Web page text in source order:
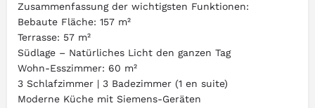
Zusammenfassung der wichtigsten Funktionen:
Bebaute Fläche: 157 m²
Terrasse: 57 m²
Südlage – Natürliches Licht den ganzen Tag
Wohn-Esszimmer: 60 m²
3 Schlafzimmer | 3 Badezimmer (1 en suite)
Moderne Küche mit Siemens-Geräten